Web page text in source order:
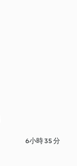
6小時 35 分